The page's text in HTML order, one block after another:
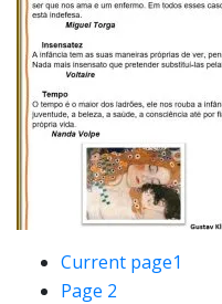
Current page1
Page 2